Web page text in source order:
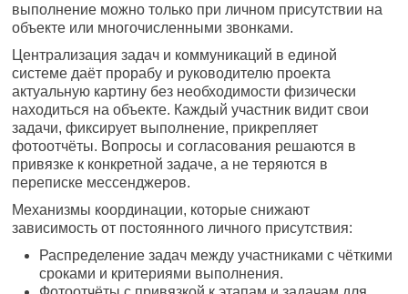
выполнение можно только при личном присутствии на
объекте или многочисленными звонками.
Централизация задач и коммуникаций в единой
системе даёт прорабу и руководителю проекта
актуальную картину без необходимости физически
находиться на объекте. Каждый участник видит свои
задачи, фиксирует выполнение, прикрепляет
фотоотчёты. Вопросы и согласования решаются в
привязке к конкретной задаче, а не теряются в
переписке мессенджеров.
Механизмы координации, которые снижают
зависимость от постоянного личного присутствия:
Распределение задач между участниками с чёткими
сроками и критериями выполнения.